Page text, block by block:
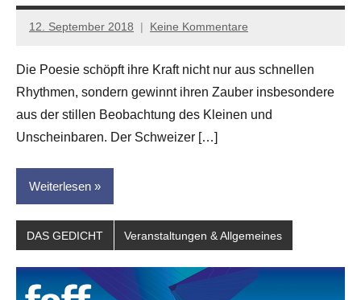
12. September 2018
Anton
Leitner
Keine Kommentare
Die Poesie schöpft ihre Kraft nicht nur aus schnellen
Rhythmen, sondern gewinnt ihren Zauber insbesondere
aus der stillen Beobachtung des Kleinen und
Unscheinbaren. Der Schweizer […]
Weiterlesen
DAS GEDICHT Veranstaltungen & Allgemeines